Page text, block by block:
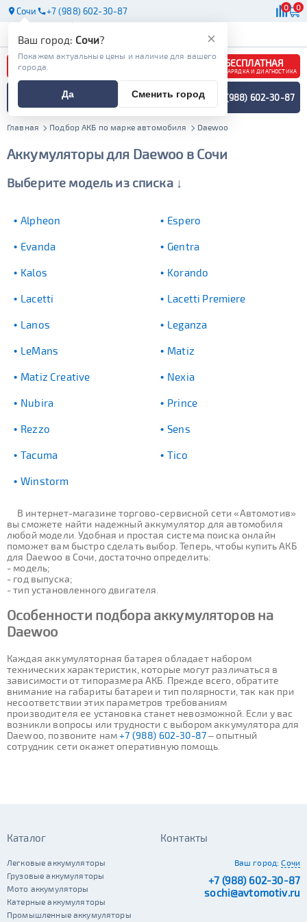
Сочи +7 (988) 602-30-87 0 0
АКБ
БЕСПЛАТНАЯ
ЗАРЯДКА И ДИАГНОСТИКА
ПОДБОР АККУМУЛЯТОРА
СПЕЦИАЛИСТОМ +7 (988) 602-30-87
Главная Подбор АКБ по марке автомобиля Daewoo
Аккумуляторы для Daewoo в Сочи
Выберите модель из списка ↓
Alpheon Espero
Evanda Gentra
Kalos Korando
Lacetti Lacetti Premiere
Lanos Leganza
LeMans Matiz
Matiz Creative Nexia
Nubira Prince
Rezzo Sens
Tacuma Tico
Winstorm
В интернет-магазине торгово-сервисной сети «Автомотив»
вы сможете найти надежный аккумулятор для автомобиля
любой модели. Удобная и простая система поиска онлайн
поможет вам быстро сделать выбор. Теперь, чтобы купить АКБ
для Daewoo в Сочи, достаточно определить:
- модель;
- год выпуска;
- тип установленного двигателя.
Особенности подбора аккумуляторов на
Daewoo
Каждая аккумуляторная батарея обладает набором
технических характеристик, которые могут различаться в
зависимости от типоразмера АКБ. Прежде всего, обратите
внимание на габариты батареи и тип полярности, так как при
несоответствии этих параметров требованиям
производителя ее установка станет невозможной. Если у вас
возникли вопросы или трудности с выбором аккумулятора для
Daewoo, позвоните нам+7 (988) 602-30-87– опытный
сотрудник сети окажет оперативную помощь.
×
Ваш город: Сочи?
Покажем актуальные цены и наличие для вашего
города.
Да Сменить город
Каталог
Легковые аккумуляторы
Грузовые аккумуляторы
Мото аккумуляторы
Катерные аккумуляторы
Промышленные аккумуляторы
Контакты
Ваш город: Сочи
+7 (988) 602-30-87
sochi@avtomotiv.ru